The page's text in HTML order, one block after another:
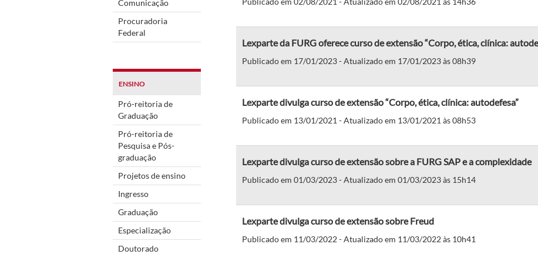
Comunicação
Procuradoria
Federal
ENSINO
Pró-reitoria de
Graduação
Pró-reitoria de
Pesquisa e Pós-
graduação
Projetos de ensino
Ingresso
Graduação
Especialização
Doutorado
Lexparte da FURG oferece curso de extensão “Corpo, ética, clínica:
Publicado em 17/01/2023 - Atualizado em 17/01/2023 às 08h39
Lexparte divulga curso de extensão “Corpo, ética, clínica: autodefesa”
Publicado em 13/01/2021 - Atualizado em 13/01/2021 às 08h53
Lexparte divulga curso de extensão sobre a FURG SAP e a complexidade
Publicado em 01/03/2023 - Atualizado em 01/03/2023 às 15h14
Lexparte divulga curso de extensão sobre Freud
Publicado em 11/03/2022 - Atualizado em 11/03/2022 às 10h41